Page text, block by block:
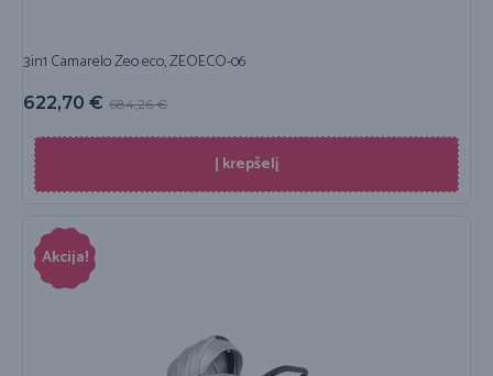
3in1 Camarelo Zeo eco, ZEOECO-06
684,26€
622,70 €
Į krepšelį
Akcija!